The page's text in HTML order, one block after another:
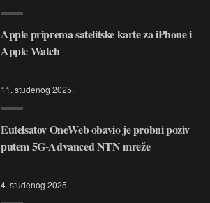
Apple priprema satelitske karte za iPhone i
Apple Watch
11. studenog 2025.
Eutelsatov OneWeb obavio je probni poziv
putem 5G-Advanced NTN mreže
4. studenog 2025.